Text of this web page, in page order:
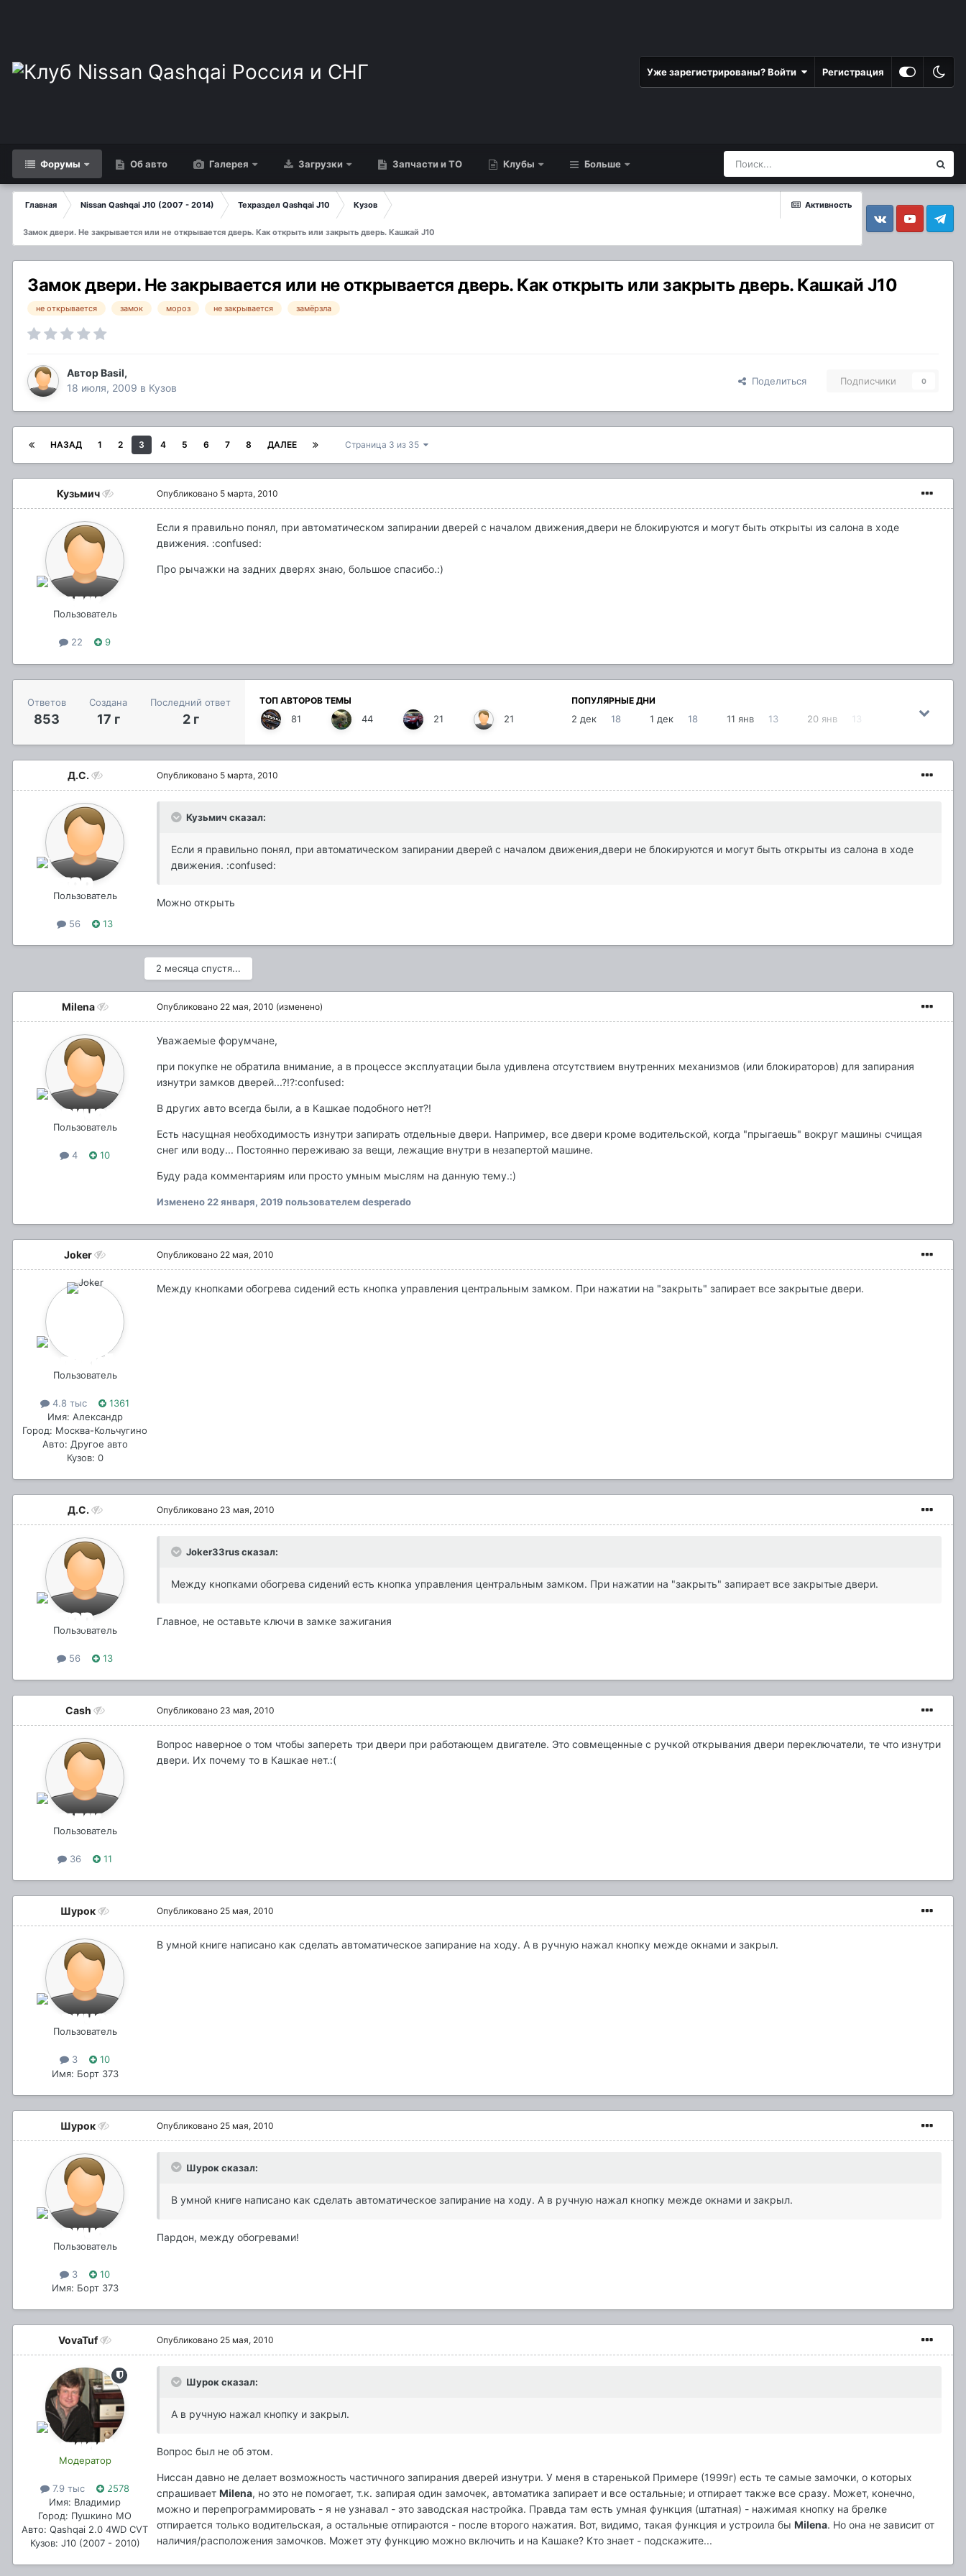
Уже зарегистрированы? Войти Регистрация
Форумы Об авто Галерея Загрузки Запчасти и ТО Клубы Больше
Активность
Главная Nissan Qashqai J10 (2007 - 2014) Техраздел Qashqai J10 Кузов
Замок двери. Не закрывается или не открывается дверь. Как открыть или закрыть дверь. Кашкай J10 VkontakteYouTube Telegram
Замок двери. Не закрывается или не открывается дверь. Как открыть или закрыть дверь. Кашкай J10
не открывается замок мороз не закрывается замёрзла
АвторBasil,
18 июля, 2009 в Кузов
Поделиться Подписчики 0
НАЗАД 1 2 3 4 5 6 7 8 ДАЛЕЕ Страница 3 из 35
Кузьмич
Пользователь
22 9
Опубликовано 5 марта, 2010
Если я правильно понял, при автоматическом запирании дверей с началом движения,двери не блокируются и могут быть открыты из салона в ходе
движения. :confused:
Про рычажки на задних дверях знаю, большое спасибо.:)
Ответов
853
Создана
17 г
Последний ответ
2 г
ТОП АВТОРОВ ТЕМЫ
81 44 21 21
ПОПУЛЯРНЫЕ ДНИ
2 дек 18 1 дек 18 11 янв 13 20 янв 13
Д.С.
Пользователь
56 13
Опубликовано 5 марта, 2010
Кузьмич сказал:
Если я правильно понял, при автоматическом запирании дверей с началом движения,двери не блокируются и могут быть открыты из салона в ходе
движения. :confused:
Можно открыть
2 месяца спустя...
Milena
Пользователь
4 10
Опубликовано 22 мая, 2010 (изменено)
Уважаемые форумчане,
при покупке не обратила внимание, а в процессе эксплуатации была удивлена отсутствием внутренних механизмов (или блокираторов) для запирания
изнутри замков дверей...?!?:confused:
В других авто всегда были, а в Кашкае подобного нет?!
Есть насущная необходимость изнутри запирать отдельные двери. Например, все двери кроме водительской, когда "прыгаешь" вокруг машины счищая
снег или воду... Постоянно переживаю за вещи, лежащие внутри в незапертой машине.
Буду рада комментариям или просто умным мыслям на данную тему.:)
Изменено 22 января, 2019 пользователем desperado
Joker
Пользователь
4.8 тыс
1361
Имя: Александр
Город: Москва-Кольчугино
Авто: Другое авто
Кузов: 0
Опубликовано 22 мая, 2010
Между кнопками обогрева сидений есть кнопка управления центральным замком. При нажатии на "закрыть" запирает все закрытые двери.
Д.С.
Пользователь
56 13
Опубликовано 23 мая, 2010
Joker33rus сказал:
Между кнопками обогрева сидений есть кнопка управления центральным замком. При нажатии на "закрыть" запирает все закрытые двери.
Главное, не оставьте ключи в замке зажигания
Cash
Пользователь
36 11
Опубликовано 23 мая, 2010
Вопрос наверное о том чтобы запереть три двери при работающем двигателе. Это совмещенные с ручкой открывания двери переключатели, те что изнутри
двери. Их почему то в Кашкае нет.:(
Шурок
Пользователь
3
10
Имя: Борт 373
Опубликовано 25 мая, 2010
В умной книге написано как сделать автоматическое запирание на ходу. А в ручную нажал кнопку межде окнами и закрыл.
Шурок
Пользователь
3
10
Имя: Борт 373
Опубликовано 25 мая, 2010
Шурок сказал:
В умной книге написано как сделать автоматическое запирание на ходу. А в ручную нажал кнопку межде окнами и закрыл.
Пардон, между обогревами!
VovaTuf
Модератор
7.9 тыс
2578
Имя: Владимир
Город: Пушкино МО
Авто: Qashqai 2.0 4WD CVT
Кузов: J10 (2007 - 2010)
Опубликовано 25 мая, 2010
Шурок сказал:
А в ручную нажал кнопку и закрыл.
Вопрос был не об этом.
Ниссан давно не делает возможность частичного запирания дверей изнутри. У меня в старенькой Примере (1999г) есть те самые замочки, о которых
спрашивает Milena, но это не помогает, т.к. запирая один замочек, автоматика запирает и все остальные; и отпирает также все сразу. Может, конечно,
можно и перепрограммировать - я не узнавал - это заводская настройка. Правда там есть умная функция (штатная) - нажимая кнопку на брелке
отпирается только водительская, а остальные отпираются - после второго нажатия. Вот, видимо, такая функция и устроила бы Milena. Но она не зависит от
наличия/расположения замочков. Может эту функцию можно включить и на Кашаке? Кто знает - подскажите...